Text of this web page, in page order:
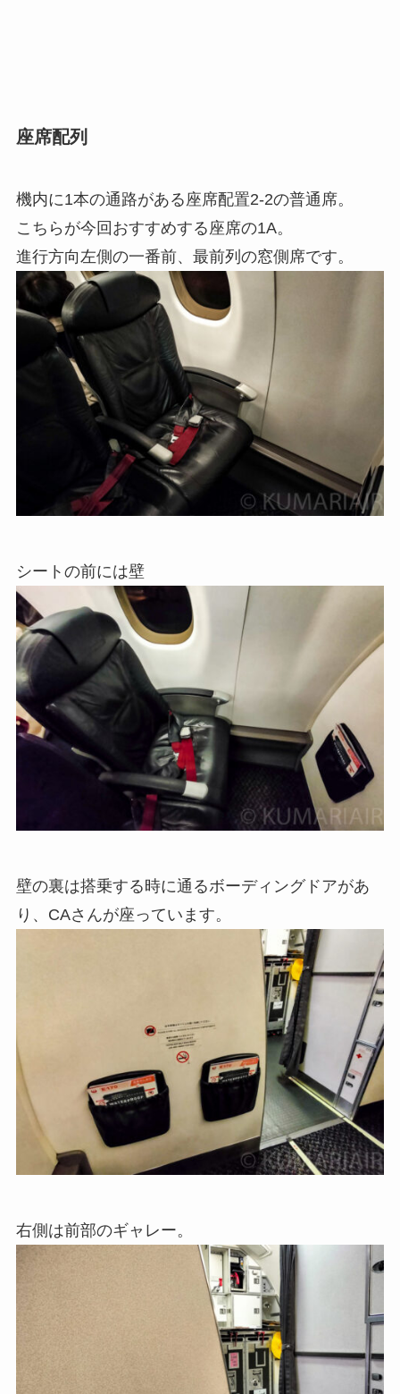
座席配列
機内に1本の通路がある座席配置2-2の普通席。
こちらが今回おすすめする座席の1A。
進行方向左側の一番前、最前列の窓側席です。
シートの前には壁
壁の裏は搭乗する時に通るボーディングドアがあ
り、CAさんが座っています。
右側は前部のギャレー。